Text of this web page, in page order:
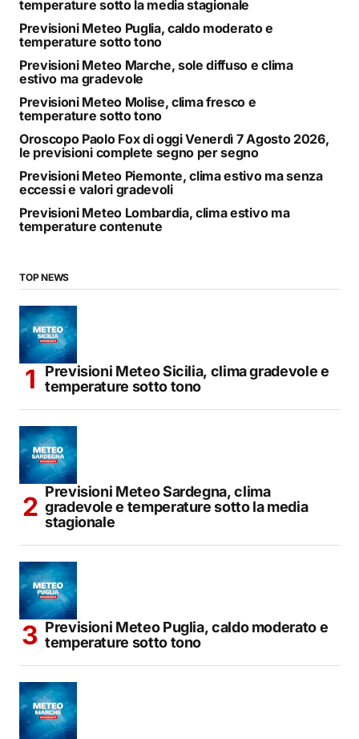
temperature sotto la media stagionale
Previsioni Meteo Puglia, caldo moderato e
temperature sotto tono
Previsioni Meteo Marche, sole diffuso e clima
estivo ma gradevole
Previsioni Meteo Molise, clima fresco e
temperature sotto tono
Oroscopo Paolo Fox di oggi Venerdì 7 Agosto 2026,
le previsioni complete segno per segno
Previsioni Meteo Piemonte, clima estivo ma senza
eccessi e valori gradevoli
Previsioni Meteo Lombardia, clima estivo ma
temperature contenute
TOP NEWS
Previsioni Meteo Sicilia, clima gradevole e
temperature sotto tono
Previsioni Meteo Sardegna, clima
gradevole e temperature sotto la media
stagionale
Previsioni Meteo Puglia, caldo moderato e
temperature sotto tono